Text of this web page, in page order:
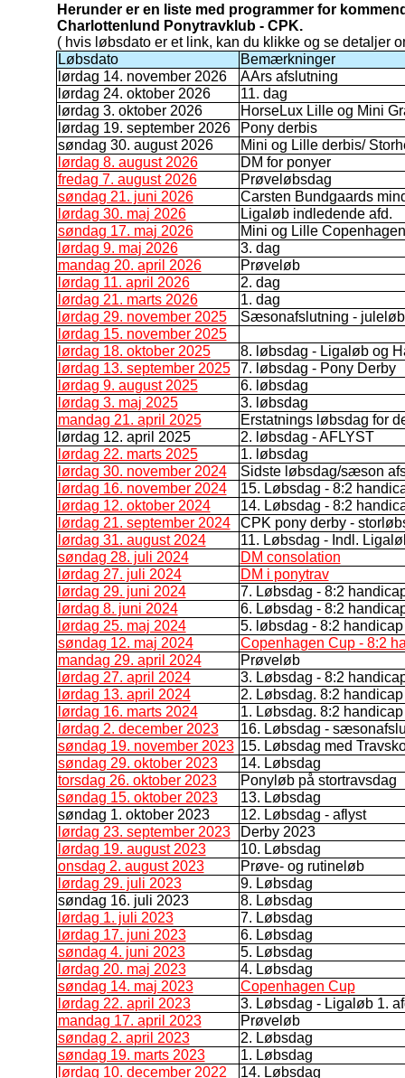
Herunder er en liste med programmer for
Charlottenlund Ponytravklub - CPK.
( hvis løbsdato er et link, kan du klikke og se detaljer
Løbsdato
Bemærkninger
lørdag 14. november 2026
AArs afslutning
lørdag 24. oktober 2026
11. dag
lørdag 3. oktober 2026
HorseLux Lille og Mini
lørdag 19. september 2026
Pony derbis
søndag 30. august 2026
Mini og Lille derbis/
lørdag 8. august 2026
DM for ponyer
fredag 7. august 2026
Prøveløbsdag
søndag 21. juni 2026
Carsten Bundgaards
lørdag 30. maj 2026
Ligaløb indledende afd.
søndag 17. maj 2026
Mini og Lille
lørdag 9. maj 2026
3. dag
mandag 20. april 2026
Prøveløb
lørdag 11. april 2026
2. dag
lørdag 21. marts 2026
1. dag
lørdag 29. november 2025
Sæsonafslutning - juleløb
lørdag 15. november 2025
lørdag 18. oktober 2025
8. løbsdag - Ligaløb og
lørdag 13. september 2025
7. løbsdag - Pony Derby
lørdag 9. august 2025
6. løbsdag
lørdag 3. maj 2025
3. løbsdag
mandag 21. april 2025
Erstatnings løbsdag for
lørdag 12. april 2025
2. løbsdag - AFLYST
lørdag 22. marts 2025
1. løbsdag
lørdag 30. november 2024
Sidste løbsdag/sæson
lørdag 16. november 2024
15. Løbsdag - 8:2
lørdag 12. oktober 2024
14. Løbsdag - 8:2
lørdag 21. september 2024
CPK pony derby -
lørdag 31. august 2024
11. Løbsdag - Indl.
søndag 28. juli 2024
DM consolation
lørdag 27. juli 2024
DM i ponytrav
lørdag 29. juni 2024
7. Løbsdag - 8:2
lørdag 8. juni 2024
6. Løbsdag - 8:2
lørdag 25. maj 2024
5. løbsdag - 8:2 handicap
søndag 12. maj 2024
Copenhagen Cup - 8:2
mandag 29. april 2024
Prøveløb
lørdag 27. april 2024
3. Løbsdag - 8:2
lørdag 13. april 2024
2. Løbsdag. 8:2 handicap
lørdag 16. marts 2024
1. Løbsdag. 8:2 handicap
lørdag 2. december 2023
16. Løbsdag -
søndag 19. november 2023 15. Løbsdag med
søndag 29. oktober 2023
14. Løbsdag
torsdag 26. oktober 2023
Ponyløb på stortravsdag
søndag 15. oktober 2023
13. Løbsdag
søndag 1. oktober 2023
12. Løbsdag - aflyst
lørdag 23. september 2023
Derby 2023
lørdag 19. august 2023
10. Løbsdag
onsdag 2. august 2023
Prøve- og rutineløb
lørdag 29. juli 2023
9. Løbsdag
søndag 16. juli 2023
8. Løbsdag
lørdag 1. juli 2023
7. Løbsdag
lørdag 17. juni 2023
6. Løbsdag
søndag 4. juni 2023
5. Løbsdag
lørdag 20. maj 2023
4. Løbsdag
søndag 14. maj 2023
Copenhagen Cup
lørdag 22. april 2023
3. Løbsdag - Ligaløb 1.
mandag 17. april 2023
Prøveløb
søndag 2. april 2023
2. Løbsdag
søndag 19. marts 2023
1. Løbsdag
lørdag 10. december 2022
14. Løbsdag